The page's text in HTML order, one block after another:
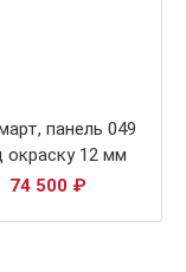
панель 049
окраску 12 мм
74 500 ₽